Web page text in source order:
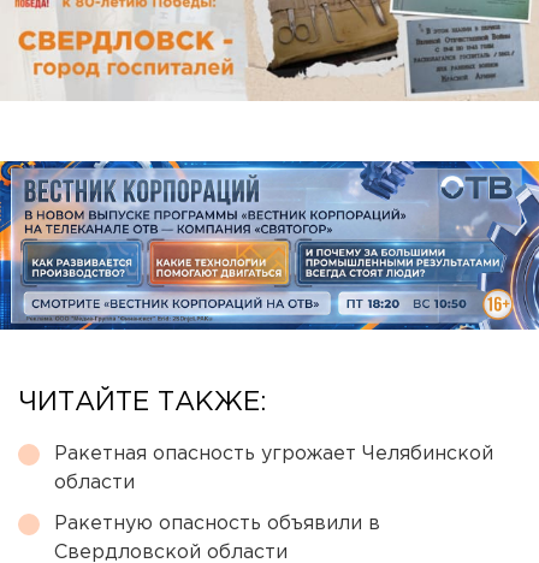
ЧИТАЙТЕ ТАКЖЕ:
Ракетная опасность угрожает Челябинской
области
Ракетную опасность объявили в
Свердловской области